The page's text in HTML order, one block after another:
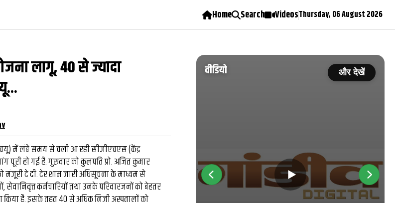
Home Search VideosThursday, 06 August 2026
लागू, 40 से ज्यादा
में लंबे समय से चली आ रही सीजीएचएस (केंद्र
पूरी हो गई है. गुरुवार को कुलपति प्रो. अजित कुमार
दे दी. देर शाम जारी अधिसूचना के माध्यम से
सेवानिवृत्त कर्मचारियों तथा उनके परिवारजनों को बेहतर
है. इसके तहत 40 से अधिक निजी अस्पतालों को
वीडियो वीडियो और देखें